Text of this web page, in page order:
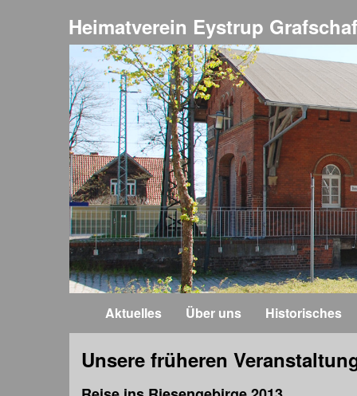
Heimatverein Eystrup
Aktuelles Über uns Historisches
Unsere früheren